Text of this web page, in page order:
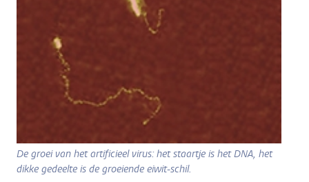
De groei van het artificieel virus: het staartje is het DNA, het
dikke gedeelte is de groeiende eiwit-schil.